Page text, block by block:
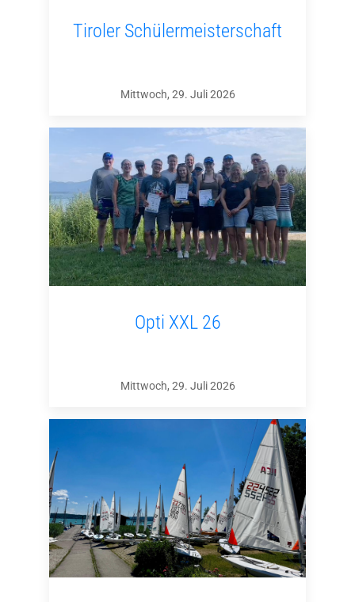
Tiroler Schülermeisterschaft
Mittwoch, 29. Juli 2026
Opti XXL 26
Mittwoch, 29. Juli 2026